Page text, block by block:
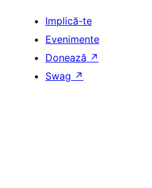
Implică-te
Evenimente
Donează ↗
Swag ↗